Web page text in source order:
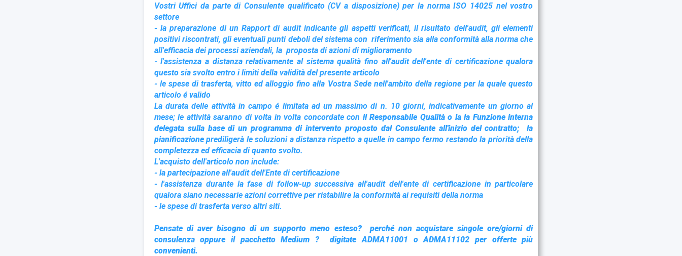
Vostri Uffici da parte di Consulente qualificato (CV a disposizione) per la norma ISO 14025 nel vostro
settore
- la preparazione di un Rapport di audit indicante gli aspetti verificati, il risultato dell'audit, gli elementi
positivi riscontrati, gli eventuali punti deboli del sistema con riferimento sia alla conformità alla norma che
all'efficacia dei processi aziendali, la proposta di azioni di miglioramento
- l'assistenza a distanza relativamente al sistema qualità fino all'audit dell'ente di certificazione qualora
questo sia svolto entro i limiti della validità del presente articolo
- le spese di trasferta, vitto ed alloggio fino alla Vostra Sede nell'ambito della regione per la quale questo
articolo é valido
La durata delle attività in campo é limitata ad un massimo di n. 10 giorni, indicativamente un giorno al
mese; le attività saranno di volta in volta concordate con il Responsabile Qualità o lala Funzione interna
delegata sulla base di un programma di intervento proposto dal Consulente all'inizio del contratto; la
pianificazioneprediligerà le soluzioni a distanza rispetto a quelle in campo fermo restando la priorità della
completezza ed efficacia di quanto svolto.
L'acquisto dell'articolo non include:
- la partecipazione all'audit dell'Ente di certificazione
- l'assistenza durante la fase di follow-up successiva all'audit dell'ente di certificazione in particolare
qualora siano necessarie azioni correttive per ristabilire la conformità ai requisiti della norma
- le spese di trasferta verso altri siti.
Pensate di aver bisogno di un supporto meno esteso? perché non acquistare singole ore/giorni di
consulenza oppure il pacchetto Medium ? digitate ADMA11001 o ADMA11102 per offerte più
convenienti.